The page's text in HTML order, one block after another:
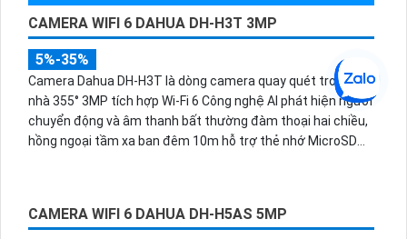
CAMERA WIFI 6 DAHUA DH-H3T 3MP
5%-35%
Camera Dahua DH-H3T là dòng camera quay quét trong
nhà 355° 3MP tích hợp Wi-Fi 6 Công nghệ AI phát hiện người
chuyển động và âm thanh bất thường đàm thoại hai chiều,
hồng ngoại tầm xa ban đêm 10m hỗ trợ thẻ nhớ MicroSD